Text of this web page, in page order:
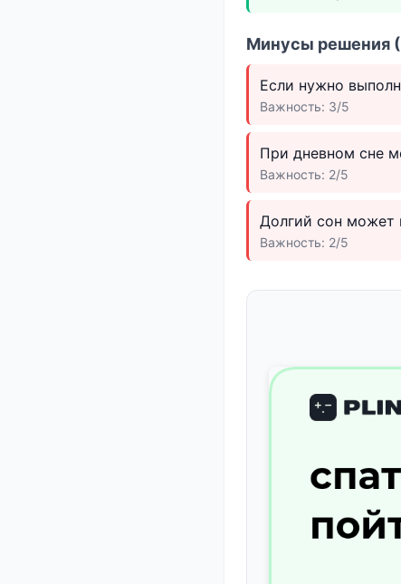
Минусы решения
Если нужно
Важность: 3/5
При дневном сне
Важность: 2/5
Долгий сон может
Важность: 2/5